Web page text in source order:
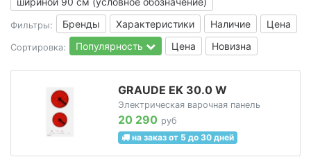
Фильтры: Бренды Характеристики Наличие Цена
Сортировка: Популярность Цена Новизна
GRAUDE EK 30.0 W
Электрическая варочная панель
20 290 руб
на заказ от 5 до 30 дней